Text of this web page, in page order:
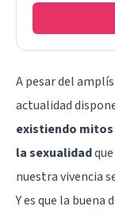
A pesar del
actualidad
existiendo mitos
la sexualidad
nuestra vivencia
Y es que la